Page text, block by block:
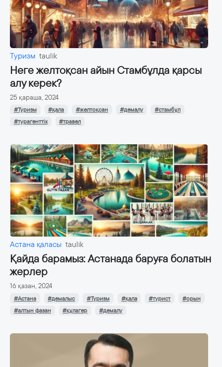
Туризм taulik
Неге желтоқсан айын Стамбұлда қарсы
алу керек?
25 қараша, 2024
#Туризм #қала #желтоқсан #демалу
#стамбұл
#турагенттік
#травел
Астана қаласы taulik
Қайда барамыз: Астанада баруға болатын
жерлер
16 қазан, 2024
#Астана #демалыс #Туризм #қала #турист
#орын
#алтын фазан
#құлагер #демалу